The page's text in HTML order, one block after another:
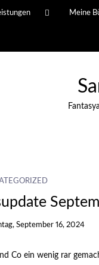
Meine
September 16, 2024
Co ein wenig rar